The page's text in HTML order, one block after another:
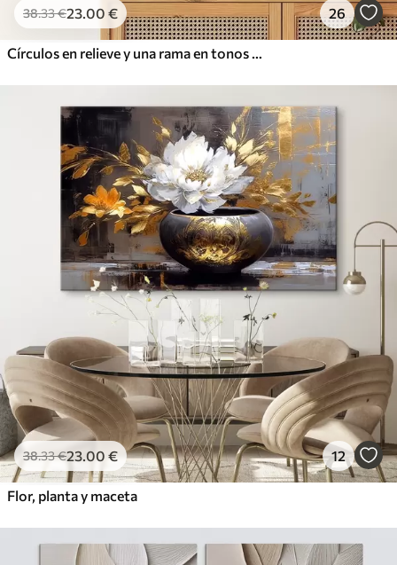
38.33€23.00 € 26
Círculos en relieve y una rama en tonos neutros cálidos
38.33€23.00 € 12
Flor, planta y maceta